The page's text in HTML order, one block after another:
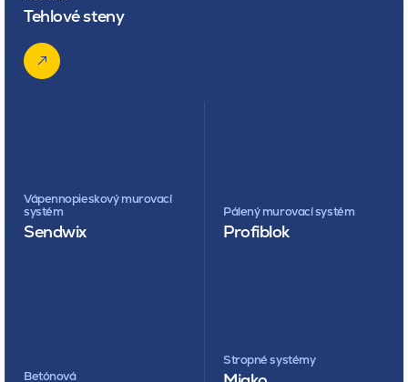
Betónová
Vápennopieskový murovací
systém
Sendwix
Pálený murovací systém
Profiblok
Tehlové steny
Stropné systémy